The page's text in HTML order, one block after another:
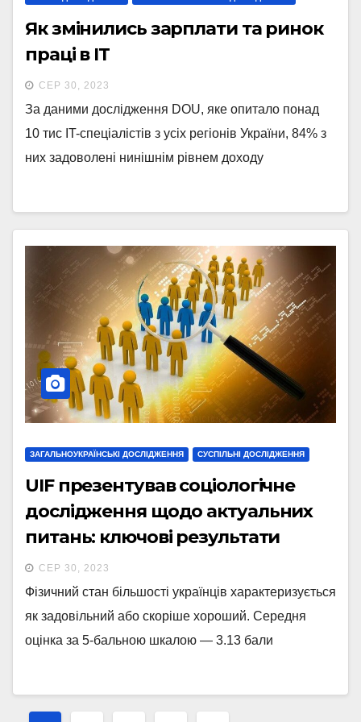
Як змінились зарплати та ринок
праці в IT
СЕР 30, 2023
За даними дослідження DOU, яке опитало понад
10 тис IT-спеціалістів з усіх регіонів України, 84% з
них задоволені нинішнім рівнем доходу
ЗАГАЛЬНОУКРАЇНСЬКІ ДОСЛІДЖЕННЯ СУСПІЛЬНІ ДОСЛІДЖЕННЯ
UIF презентував соціологічне
дослідження щодо актуальних
питань: ключові результати
СЕР 30, 2023
Фізичний стан більшості українців характеризується
як задовільний або скоріше хороший. Середня
оцінка за 5-бальною шкалою — 3.13 бали